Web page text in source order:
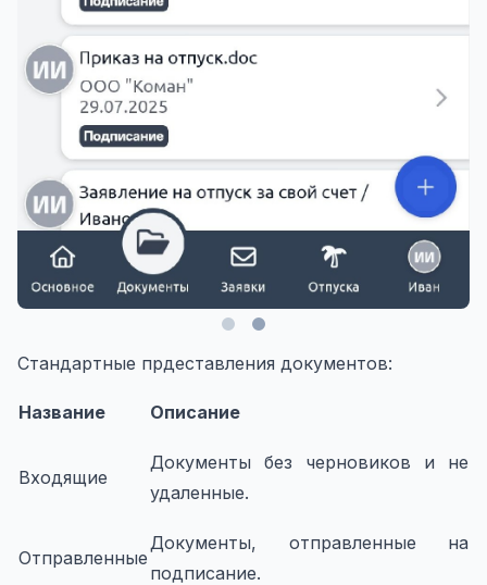
Стандартные прдеставления документов:
Название Описание
Входящие
Документы без черновиков и не
удаленные.
Отправленные
Документы, отправленные на
подписание.